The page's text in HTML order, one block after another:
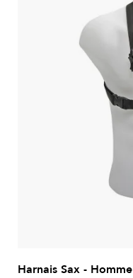
Harnais Sax - Homme